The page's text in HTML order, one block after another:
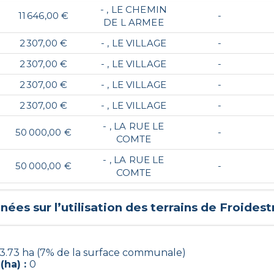
11 646,00 €
- , LE CHEMIN
DE L ARMEE
-
2 307,00 € - , LE VILLAGE
-
2 307,00 €
- , LE VILLAGE
-
2 307,00 €
- , LE VILLAGE
-
2 307,00 €
- , LE VILLAGE -
50 000,00 €
- , LA RUE LE
COMTE
-
50 000,00 €
- , LA RUE LE
COMTE
-
sur l’utilisation des terrains de
ha (7% de la surface communale)
: 0